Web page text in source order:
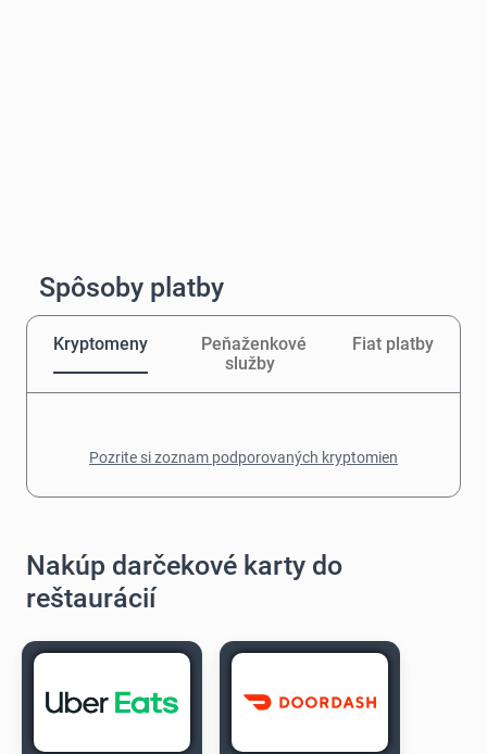
Spôsoby platby
Kryptomeny
Peňaženkové
služby
Fiat platby
Pozrite si zoznam podporovaných kryptomien
Nakúp darčekové karty do
reštaurácií